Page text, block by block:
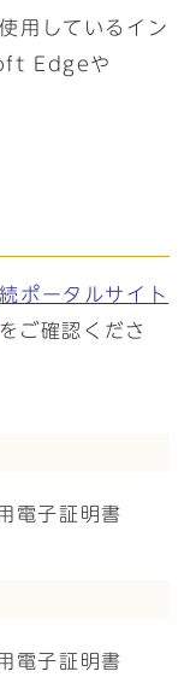
用しているイン
Edgeや
ポータルサイト
をご確認くださ
電子証明書
電子証明書